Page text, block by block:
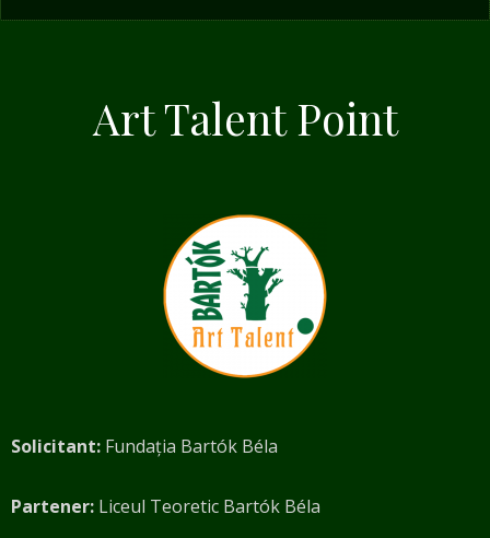
Art Talent Point
Solicitant: Fundația Bartók Béla
Partener: Liceul Teoretic Bartók Béla